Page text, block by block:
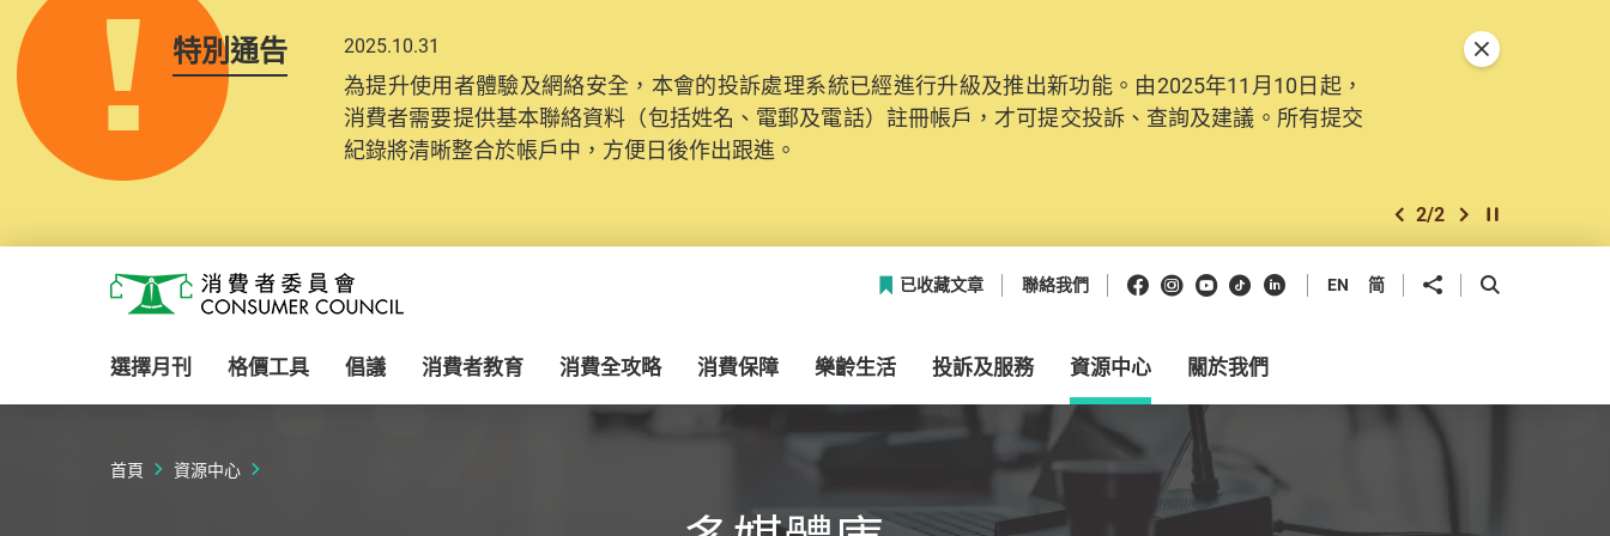
特別通告 2025.10.31
為提升使用者體驗及網絡安全，本會的投訴處理系統已經進行升級及推出新功能。由2025年11月10日起，
消費者需要提供基本聯絡資料（包括姓名、電郵及電話）註冊帳戶，才可提交投訴、查詢及建議。所有提交
紀錄將清晰整合於帳戶中，方便日後作出跟進。
上一個
2/2 下一個開始/暫停幻燈
關閉特別通告
消費者委員會
已收藏文章 聯絡我們 Facebook
Instagram
Youtube
抖音領英 EN 简 分享到 開啟搜尋框
選擇月刊 格價工具 倡議 消費者教育 消費全攻略 消費保障 樂齡生活 投訴及服務 資源中心 關於我們
首頁 資源中心